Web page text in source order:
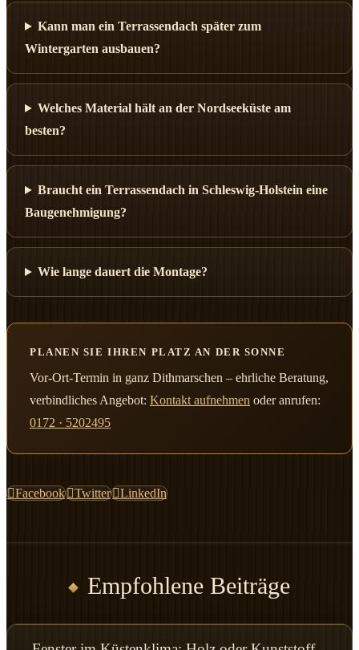
Kann man ein Terrassendach später zum
Wintergarten ausbauen?
Welches Material hält an der Nordseeküste am
besten?
Braucht ein Terrassendach in Schleswig-Holstein eine
Baugenehmigung?
Wie lange dauert die Montage?
PLANEN SIE IHREN PLATZ AN DER SONNE
Vor-Ort-Termin in ganz Dithmarschen – ehrliche Beratung,
verbindliches Angebot: Kontakt aufnehmen oder anrufen:
0172 · 5202495
Facebook Twitter LinkedIn
Empfohlene Beiträge